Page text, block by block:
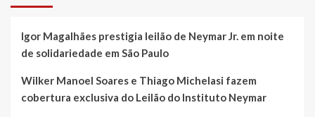
Igor Magalhães prestigia leilão de Neymar Jr. em noite
de solidariedade em São Paulo
Wilker Manoel Soares e Thiago Michelasi fazem
cobertura exclusiva do Leilão do Instituto Neymar